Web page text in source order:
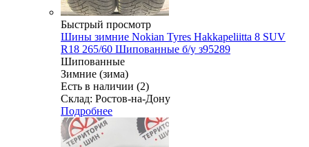
Быстрый просмотр
Шины зимние Nokian Tyres Hakkapeliitta 8 SUV
R18 265/60 Шипованные б/у з95289
Шипованные
Зимние (зима)
Есть в наличии (2)
Склад: Ростов-на-Дону
Подробнее